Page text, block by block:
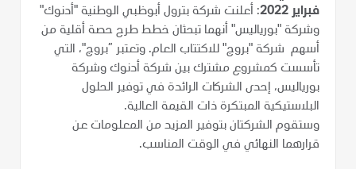
فبراير 2022
: أعلنت شركة بترول أبوظبي الوطنية "أدنوك"
وشركة "بورياليس" أنهما تبحثان خطط طرح حصة أقلية من
أسهم شركة "بروج" للاكتتاب العام. وتعتبر ”بروج"، التي
تأسست كمشروع مشترك بين شركة أدنوك وشركة
بورياليس، إحدى الشركات الرائدة في توفير الحلول
البلاستيكية المبتكرة ذات القيمة العالية.
وستقوم الشركتان بتوفير المزيد من المعلومات عن
قرارهما النهائي في الوقت المناسب.